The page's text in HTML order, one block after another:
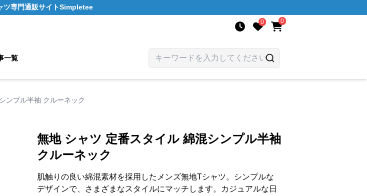
ツ専門通販サイトSimpletee
0 0
一覧
ンプル半袖 クルーネック
無地 シャツ 定番スタイル 綿混シンプル半袖
クルーネック
肌触りの良い綿混素材を採用したメンズ無地Tシャツ。シンプルな
デザインで、さまざまなスタイルにマッチします。カジュアルな日